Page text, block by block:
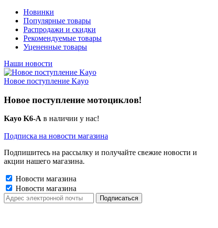
Новинки
Популярные товары
Распродажи и скидки
Рекомендуемые товары
Уцененные товары
Наши новости
Новое поступление Kayo
Новое поступление мотоциклов!
Kayo K6-A в наличии у нас!
Подписка на новости магазина
Подпишитесь на рассылку и получайте свежие новости и
акции нашего магазина.
Новости магазина
Новости магазина